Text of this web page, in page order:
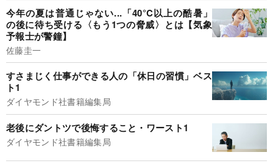
今年の夏は普通じゃない...「40°C以上の酷暑」
の後に待ち受ける〈もう1つの脅威〉とは【気象
予報士が警鐘】
佐藤圭一
すさまじく仕事ができる人の「休日の習慣」ベス
ト1
ダイヤモンド社書籍編集局
老後にダントツで後悔すること・ワースト1
ダイヤモンド社書籍編集局